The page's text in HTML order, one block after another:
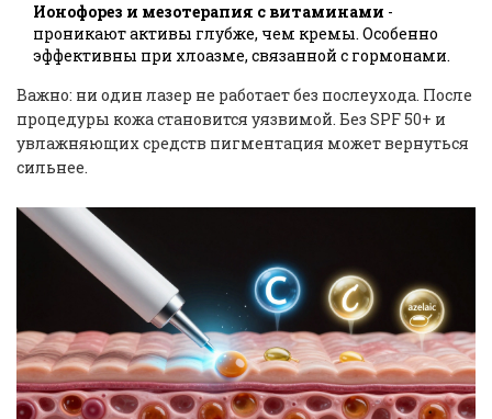
Ионофорез и мезотерапия с витаминами -
проникают активы глубже, чем кремы. Особенно
эффективны при хлоазме, связанной с гормонами.
Важно: ни один лазер не работает без послеухода. После
процедуры кожа становится уязвимой. Без SPF 50+ и
увлажняющих средств пигментация может вернуться
сильнее.